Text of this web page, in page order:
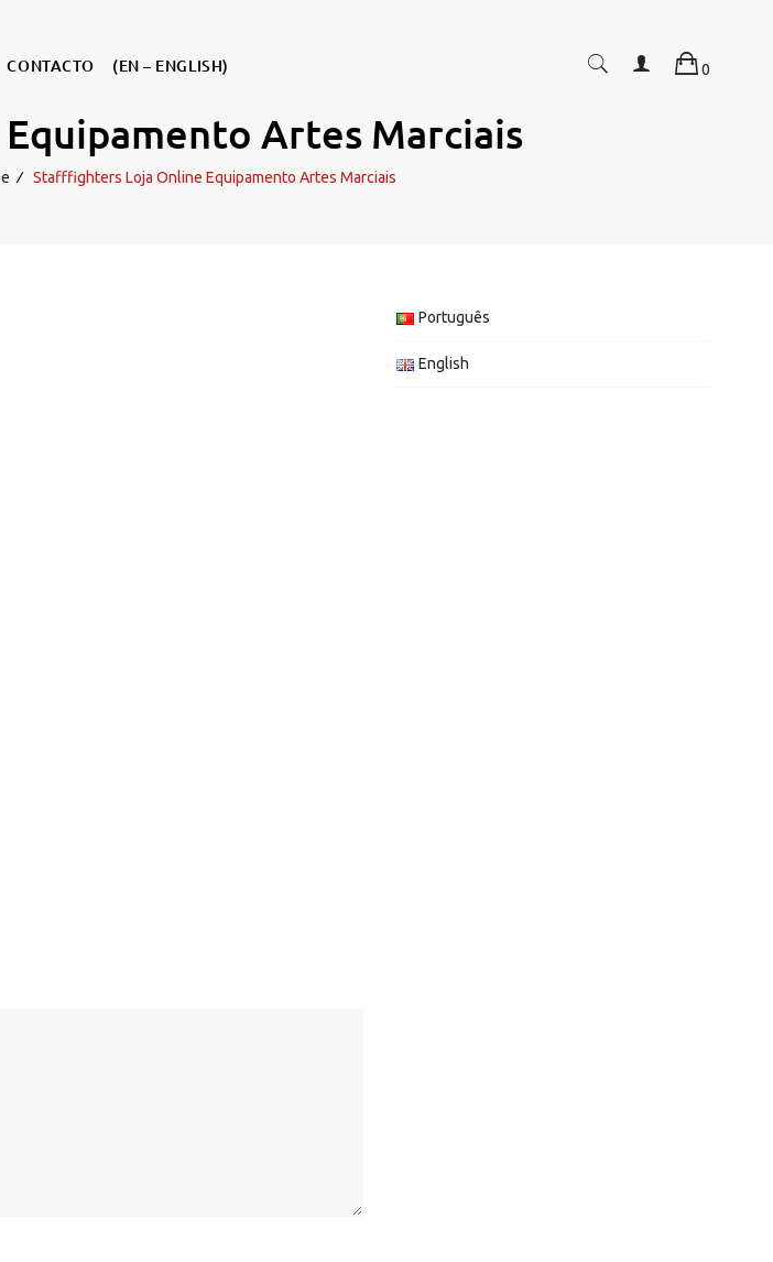
CONTACTO (EN – ENGLISH) 0
Artes Marciais
∕ Stafffighters Loja Online Equipamento Artes Marciais
Português
English